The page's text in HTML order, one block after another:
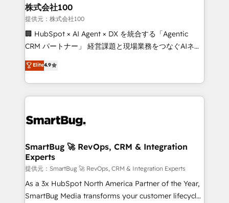
from week one, in your time zone. What we do ➤
Onboarding: Live in weeks, with workflows built
around your business, not a template. ➤ Migration:
Move from any legacy CRM. Zero downtime, full data
run your revenue process. Sales, marketing, and
service wired together. ➤ AI and Integrations: Layer
tune-ups, feature rollouts, adoption coaching. Buying
HubSpot, switching to it, or reviving a stale portal?
We are built for the work.
株式会社100
提供元：株式会社100
🏢 HubSpot × AI Agent × DX を統合する「Agentic
CRM パートナー」 経営課題と現場業務をつなぐAIネイ
ティブ・エージェンシーとして、HubSpot Eliteの実装
力で顧客フロント業務を再設計します。 💡 100inc は何
をする会社か？ HubSpotを共通基盤に、AIエージェン
トを組み込んだ顧客フロント業務（マーケティング・営
ィブ・エージェンシーです。事業部・グループ会社・部
を、CRMを軸とした全社共通基盤に再構築します。意
思決定者・PMO・現場担当者に並走します。 1️⃣
HubSpot導入・活用支援 顧客データの一元化から、
GTMの見える化・自動化まで。全Hub統合運用、デー
タ品質設計、グループ横断のCRM統合に対応します。
Elite4.9
SmartBug 🚀 RevOps, CRM & Integration
Experts
提供元：SmartBug 🚀 RevOps, CRM & Integration Experts
As a 3x HubSpot North America Partner of the Year,
SmartBug Media transforms your customer lifecycle